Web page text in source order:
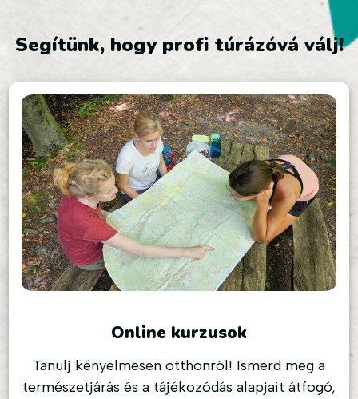
Segítünk, hogy profi túrázóvá válj!
Online kurzusok
Tanulj kényelmesen otthonról! Ismerd meg a
természetjárás és a tájékozódás alapjait átfogó,